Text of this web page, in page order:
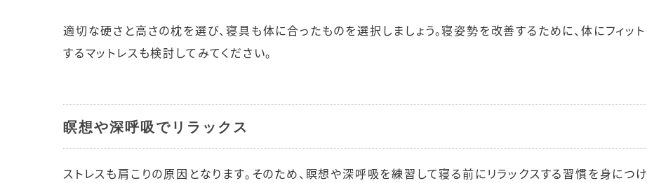
適切な硬さと高さの枕を選び、寝具も体に合ったものを選択しましょう。寝姿勢を改善するために、体にフィット
するマットレスも検討してみてください。
瞑想や深呼吸でリラックス
ストレスも肩こりの原因となります。そのため、瞑想や深呼吸を練習して寝る前にリラックスする習慣を身につけ